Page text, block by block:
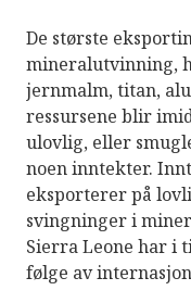
De største
mineralutvinning,
jernmalm, titan,
ressursene blir
ulovlig, eller
noen inntekter.
eksporterer på
svingninger i
Sierra Leone har i
følge av